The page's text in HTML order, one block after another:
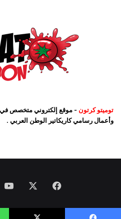
توميتو كرتون
وأعمال رسامي كاريكاتير الوطن العربي .
فيسبوك